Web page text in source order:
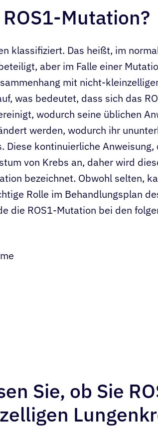
Mutation?
klassifiziert. Das heißt, im
aber im Falle einer
mit nicht-
was bedeutet, dass sich das
wodurch seine üblichen
werden, wodurch ihr
Diese kontinuierliche
von Krebs an, daher wird
bezeichnet. Obwohl selten,
Rolle im Behandlungsplan
die ROS1-Mutation bei den
Sie, ob Sie